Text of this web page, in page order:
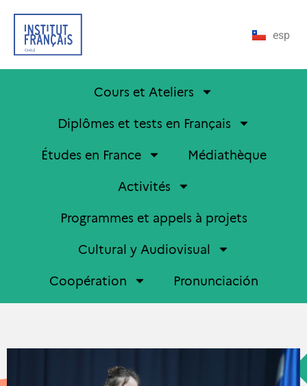
esp
Cours et Ateliers
Diplômes et tests en Français
Études en France
Médiathèque
Activités
Programmes et appels à projets
Cultural y Audiovisual
Coopération
Pronunciación